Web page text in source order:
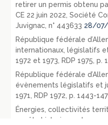
retirer un permis obtenu
CE 22 juin 2022, Société
Juvignac, n° 443633 28/
République fédérale
internationaux, législatifs
1972 et 1973, RDP 1975, p.
République fédérale
évènements législatifs et
1971, RDP 1972, p. 1443-
Énergies, collectivités
un rôle historique et une